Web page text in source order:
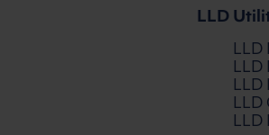
LLD
LLD